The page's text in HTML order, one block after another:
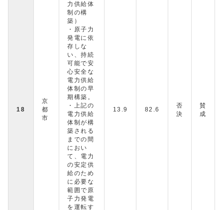
18
京
都
市
力供給体
制の構
築）
・原子力
発電に依
存しな
い、持続
可能で安
心安全な
電力供給
体制の早
期構築。
・上記の
電力供給
体制が構
築される
までの間
におい
て、電力
の安定供
給のため
に必要な
範囲で原
子力発電
を運転す
13.9 82.6
否
決
賛
成